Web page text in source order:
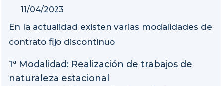
11/04/2023
En la actualidad existen varias modalidades de
contrato fijo discontinuo
1ª Modalidad: Realización de trabajos de
naturaleza estacional